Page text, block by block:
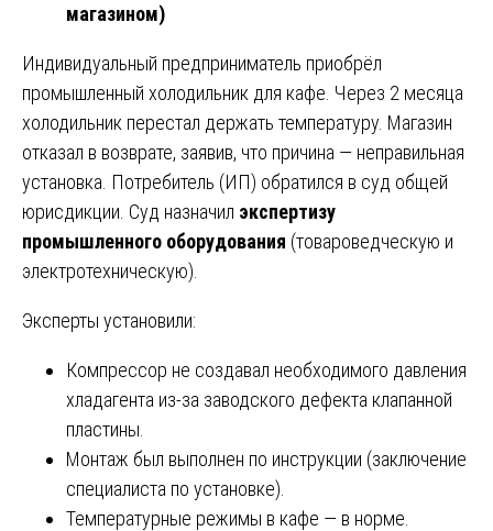
магазином)
Индивидуальный предприниматель приобрёл
промышленный холодильник для кафе. Через 2 месяца
холодильник перестал держать температуру. Магазин
отказал в возврате, заявив, что причина — неправильная
установка. Потребитель (ИП) обратился в суд общей
юрисдикции. Суд назначил экспертизу
промышленного оборудования (товароведческую и
электротехническую).
Эксперты установили:
Компрессор не создавал необходимого давления
хладагента из-за заводского дефекта клапанной
пластины.
Монтаж был выполнен по инструкции (заключение
специалиста по установке).
Температурные режимы в кафе — в норме.